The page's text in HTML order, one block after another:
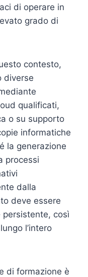
di operare in
grado di
contesto,
diverse
qualificati,
o su supporto
informatiche
la generazione
processi
dalla
deve essere
così
l’intero
di formazione è